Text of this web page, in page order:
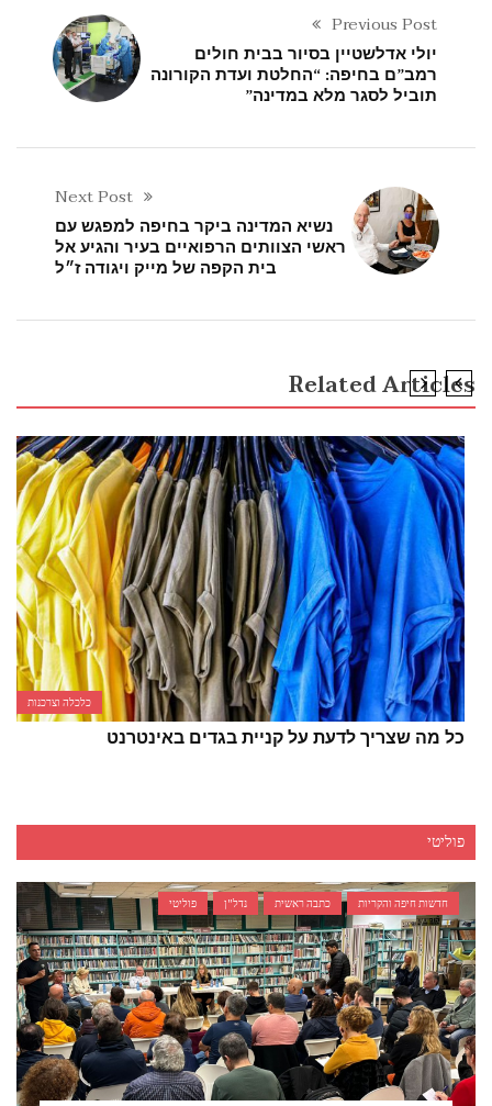
Previous Post
יולי אדלשטיין בסיור בבית חולים
רמב”ם בחיפה: “החלטת ועדת הקורונה
תוביל לסגר מלא במדינה”
Next Post
נשיא המדינה ביקר בחיפה למפגש עם
ראשי הצוותים הרפואיים בעיר והגיע אל
בית הקפה של מייק ויגודה ז״ל
Related Articles
כלכלה וצרכנות
כל מה שצריך לדעת על קניית בגדים באינטרנט
פוליטי
חדשות חיפה והקריות כתבה ראשית נדל"ן פוליטי